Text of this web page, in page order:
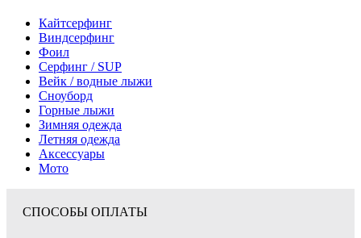
Кайтсерфинг
Виндсерфинг
Фоил
Серфинг / SUP
Вейк / водные лыжи
Сноуборд
Горные лыжи
Зимняя одежда
Летняя одежда
Аксессуары
Мото
СПОСОБЫ ОПЛАТЫ